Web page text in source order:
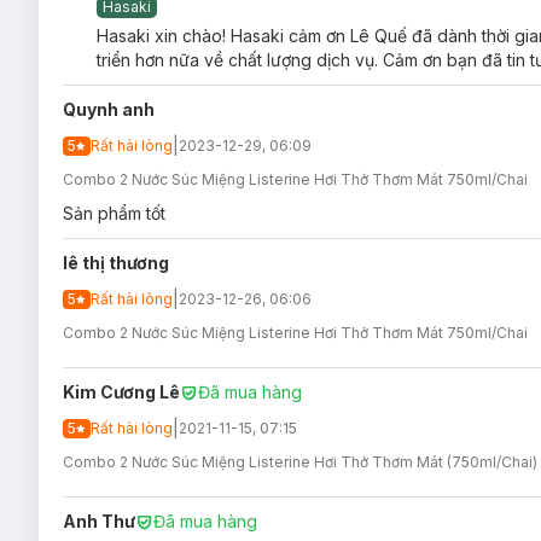
Đối tượng sử dụng
Dành cho người lớn và trẻ em trên 12 tuổi.
Răng miệng được làm sạch không tối ưu, có mảng bám
Răng miệng có mùi hôi, hơi thở có mùi khiến thiếu tự tin
Ưu thế nổi bật củaNước Súc Miệng Listerine
Ngăn ngừa các bệnh về nướu như viêm nướu, chảy
Hương Bạc Hàtự nhiên giúp mang lại hơi thở thơm
Chiết xuất từ 4 loại tinh dầu tự nhiên: Khuynh Diệp,
Hasaki
Hasaki xin chào! Hasaki cảm ơn Lê Quế đã dành thời
triển hơn nữa về chất lượng dịch vụ. Cảm ơn bạn đã tin
Quynh anh
5 Rất hài lòng 2023-12-29, 06:09
Combo 2 Nước Súc Miệng Listerine Hơi Thở Thơm Mát 750ml/Chai
Sản phẩm tốt
lê thị thương
5 Rất hài lòng 2023-12-26, 06:06
Combo 2 Nước Súc Miệng Listerine Hơi Thở Thơm Mát 750ml/Chai
Kim Cương Lê Đã mua hàng
5 Rất hài lòng 2021-11-15, 07:15
Combo 2 Nước Súc Miệng Listerine Hơi Thở Thơm Mát (750ml/Chai)
Anh Thư Đã mua hàng